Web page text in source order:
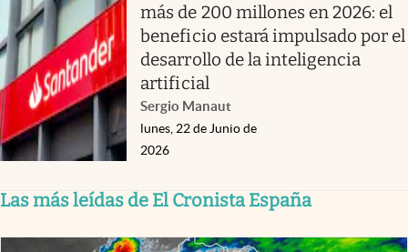
más de 200 millones en 2026: el
beneficio estará impulsado por el
desarrollo de la inteligencia
artificial
Sergio Manaut
lunes, 22 de Junio de
2026
Las más leídas de El Cronista España